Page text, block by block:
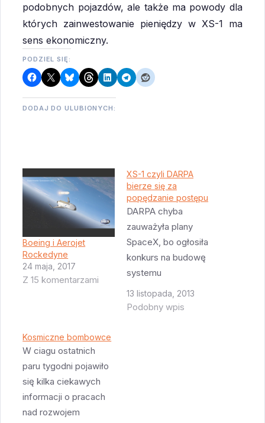
podobnych pojazdów, ale także ma powody dla
których zainwestowanie pieniędzy w XS-1 ma
sens ekonomiczny.
PODZIEL SIĘ:
DODAJ DO ULUBIONYCH:
Boeing i Aerojet
Rockedyne
24 maja, 2017
Z 15 komentarzami
XS-1 czyli DARPA
bierze się za
popędzanie postępu
DARPA chyba
zauważyła plany
SpaceX, bo ogłosiła
konkurs na budowę
systemu
wielokrotnego użycia
który byłby ws stanie
13 listopada, 2013
Podobny wpis
Kosmiczne bombowce
W ciagu ostatnich
paru tygodni pojawiło
się kilka ciekawych
informacji o pracach
nad rozwojem